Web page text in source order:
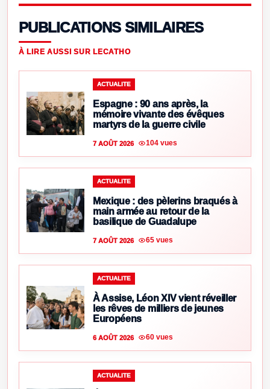
PUBLICATIONS SIMILAIRES
À LIRE AUSSI SUR LECATHO
ACTUALITE
Espagne : 90 ans après, la
mémoire vivante des évêques
martyrs de la guerre civile
7 AOÛT 2026 104 vues
ACTUALITE
Mexique : des pèlerins braqués à
main armée au retour de la
basilique de Guadalupe
7 AOÛT 2026 65 vues
ACTUALITE
À Assise, Léon XIV vient réveiller
les rêves de milliers de jeunes
Européens
6 AOÛT 2026 60 vues
ACTUALITE